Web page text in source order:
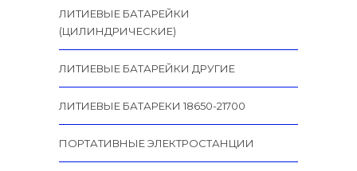
ЛИТИЕВЫЕ БАТАРЕЙКИ
(ЦИЛИНДРИЧЕСКИЕ)
ЛИТИЕВЫЕ БАТАРЕЙКИ ДРУГИЕ
ЛИТИЕВЫЕ БАТАРЕКИ 18650-21700
ПОРТАТИВНЫЕ ЭЛЕКТРОСТАНЦИИ